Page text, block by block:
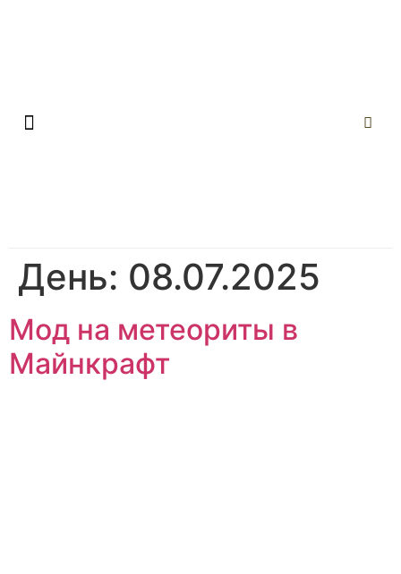
День: 08.07.2025
Мод на метеориты в
Майнкрафт